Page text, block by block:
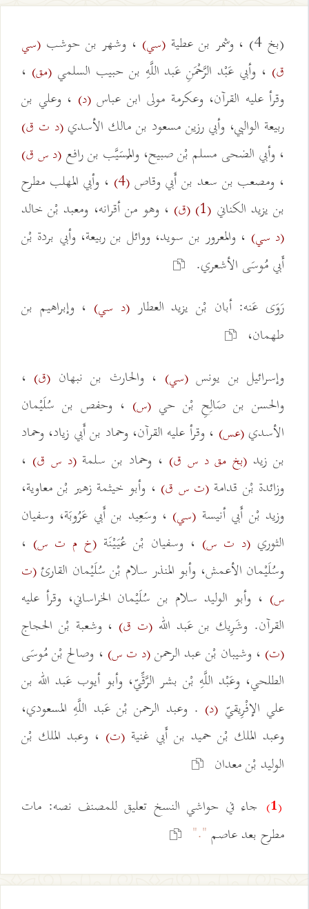
(بخ 4) ، وشمر بن عطية (سي) ، وشهر بن حوشب (سي
ق) ، وأبي عَبْد الرَّحْمَنِ عَبد اللَّهِ بن حبيب السلمي(مق) ،
وقرأ عليه القرآن، وعكرمة مولى ابن عباس(د) ، وعلي بن
ربيعة الوالبي، وأبي رزين مسعود بن مالك الأسدي(د ت ق)
، وأبي الضحى مسلم بْن صبيح، والمُسَيَّب بن رافع(د س ق)
، ومصعب بن سعد بن أَبي وقاص(4)
، وأبي المهلب مطرح
بن يزيد الكناني (1) (ق) ، وهو من أقرانه، ومعبد بْن خالد
(د سي) ، والمعرور بن سويد، ووائل بن ربيعة، وأبي بردة بْن
أَبي مُوسَى الأشعري.
رَوَى عَنه: أبان بْن يزيد العطار(د سي) ، وإبراهيم بن
طهمان،
وإسرائيل بن يونس(سي) ، والحارث بن نبهان (ق) ،
والحسن بن صَالِحِ بْن حي (س) ، وحفص بن سُلَيْمان
الأسدي(عس) ، وقرأ عليه القرآن، وحماد بن أَبي زياد، وحماد
بن زيد (بخ مق د س ق) ، وحماد بن سلمة(د س ق) ،
وزائدة بْن قدامة(ت س ق) ، وأبو خيثمة زهير بْن معاوية،
وزيد بْن أَبي أنيسة (سي) ، وسَعِيد بن أَبي عَرُوبَة، وسفيان
الثوري (د ت س) ، وسفيان بْن عُيَيْنَة (خ م ت س) ،
وسُلَيْمان الأعمش، وأبو المنذر سلام بْن سُلَيْمان القارئ(ت
س) ، وأبو الوليد سلام بن سُلَيْمان الخراساني، وقرأ عليه
القرآن. وشَرِيك بن عَبد الله (ت ق) ، وشعبة بْن الحجاج
(ت) ، وشيبان بْن عبد الرحمن(د ت س) ، وصالح بْن مُوسَى
الطلحي، وعَبْد اللَّهِ بْن بشر الرَّقِّيّ، وأبو أيوب عَبد الله بن
علي الإفْرِيقيّ (د) . وعبد الرحمن بْن عَبد اللَّهِ المسعودي،
وعبد الملك بْن حميد بن أَبي غنية (ت) ، وعبد الملك بْن
الوليد بْن معدان
(1)
جاء في حواشي النسخ تعليق للمصنف نصه: مات
مطرح بعد عاصم"."